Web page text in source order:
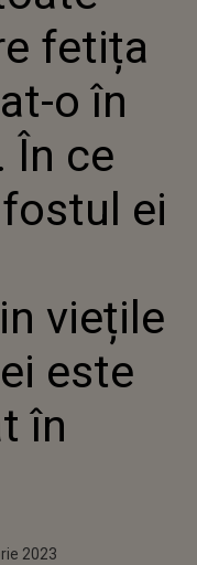
ADOPTAT-O ÎN URMĂ CU
6 ANI. ÎN CE RELAȚII
ESTE CU FOSTUL EI SOȚ:
„CU TOATE
ÎNTÂMPLĂRILE DIN
VIEȚILE NOASTRE,
TATĂL EI ESTE FOARTE
IMPLICAT ÎN
CREȘTEREA EI”
fetița
o în
În ce
ei
viețile
este
în
2023